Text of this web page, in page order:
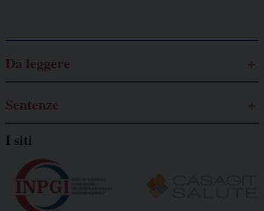
Da leggere
Sentenze
I siti